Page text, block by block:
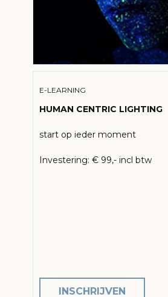
E-LEARNING
HUMAN CENTRIC LIGHTING
start op ieder moment
Investering: € 99,- incl btw
INSCHRIJVEN